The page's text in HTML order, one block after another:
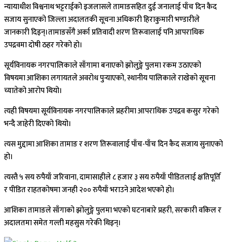
न्यायाधीश विश्वनाथ भट्टराईको इजलासले तामाङसहित दुई जनालाई पाँच दिन कैद
सजाय सुनाएको जिल्ला अदालतकी सूचना अधिकारी हिराकुमारी भण्डारीले
जानकारी दिइन्।तामाङसँगै अर्का प्रतिवादी शरण तिरूवालाई पनि आपराधिक
उपद्रवमा दोषी ठहर गरेको हो।
सूर्यविनायक नगरपालिकाले साँगामा बनाएको झोलुङ्गे पुलमा रकम उठाएको
विषयमा आशिका लगायतले अवरोध पुर्‍याएको, स्थानीय पालिकाले राखेको सूचना
च्यातेको आरोप थियो।
त्यही विषयमा सूर्यविनायक नगरपालिकाले प्रहरीमा आपराधिक उपद्रव कसुर गरेको
भन्दै जाहेरी दिएको थियो।
त्यस मुद्दामा आशिका तामाङ र शरण तिरूवालाई पाँच-पाँच दिन कैद सजाय सुनाएको
हो।
त्यस्तै ५ सय रुपैयाँ जरिवाना, दामासाहीले ८ हजार ३ सय रुपैयाँ पीडितलाई क्षतिपूर्ति
र पीडित राहतकोषमा जनही २०० रुपैयाँ भराउने आदेश भएको हो।
आशिका तामाङले साँगाको झोलुङ्गे पुलमा भएको घटनाबारे प्रहरी, सरकारी वकिल र
अदालतमा समेत गल्ती महसुस गरेकी थिइन्।